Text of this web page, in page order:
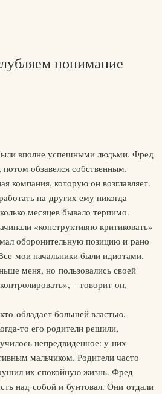
понимание
вполне успешными людьми. Фред
потом обзавелся собственным.
компания, которую он возглавляет.
на других ему никогда
месяцев бывало терпимо.
«конструктивно критиковать»
оборонительную позицию и рано
мои начальники были идиотами.
меня, но пользовались своей
– говорит он.
обладает большей властью,
то его родители решили,
непредвиденное: у них
мальчиком. Родители часто
их спокойную жизнь. Фред
над собой и бунтовал. Они отдали